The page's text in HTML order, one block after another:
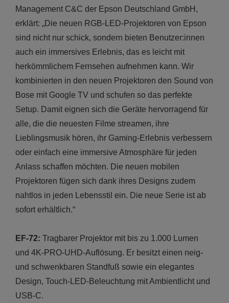
Management C&C der Epson Deutschland GmbH,
erklärt: „Die neuen RGB-LED-Projektoren von Epson
sind nicht nur schick, sondern bieten Benutzer:innen
auch ein immersives Erlebnis, das es leicht mit
herkömmlichem Fernsehen aufnehmen kann. Wir
kombinierten in den neuen Projektoren den Sound von
Bose mit Google TV und schufen so das perfekte
Setup. Damit eignen sich die Geräte hervorragend für
alle, die die neuesten Filme streamen, ihre
Lieblingsmusik hören, ihr Gaming-Erlebnis verbessern
oder einfach eine immersive Atmosphäre für jeden
Anlass schaffen möchten. Die neuen mobilen
Projektoren fügen sich dank ihres Designs zudem
nahtlos in jeden Lebensstil ein. Die neue Serie ist ab
sofort erhältlich.“
EF-72: Tragbarer Projektor mit bis zu 1.000 Lumen
und 4K-PRO-UHD-Auflösung. Er besitzt einen neig-
und schwenkbaren Standfuß sowie ein elegantes
Design, Touch-LED-Beleuchtung mit Ambientlicht und
USB-C.